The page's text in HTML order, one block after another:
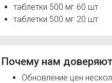
таблетки 500 мг 60 шт
таблетки 500 мг 20 шт
Почему нам доверяют
Обновление цен